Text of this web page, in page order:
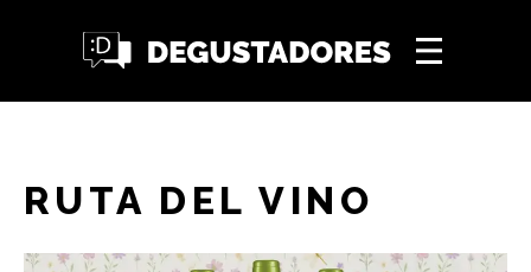
RUTA DEL VINO